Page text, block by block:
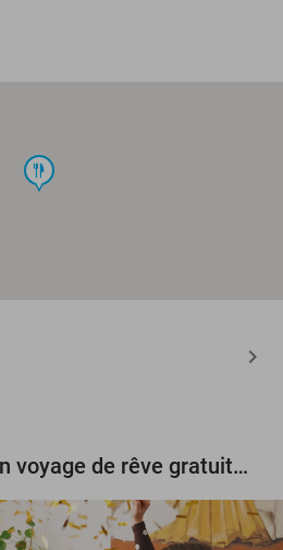
food
Tentez de gagner un voyage de rêve gratuit d'une valeur de 3.000 € !